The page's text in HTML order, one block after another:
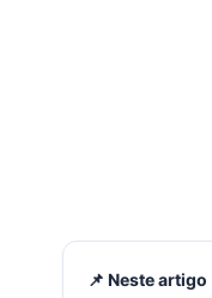
📌 Neste artigo